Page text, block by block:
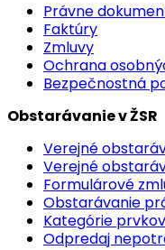
Právne
Faktúry
Zmluvy
Ochrana
Bezpečnostná
Obstarávanie v ŽSR
Verejné
Verejné
Formulárové
Obstarávanie
Kategórie
Odpredaj